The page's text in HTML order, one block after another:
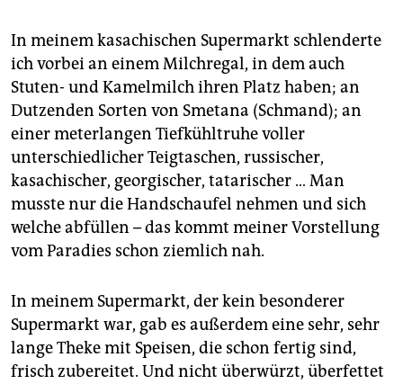
In meinem kasachischen Supermarkt schlenderte
ich vorbei an einem Milchregal, in dem auch
Stuten- und Kamelmilch ihren Platz haben; an
Dutzenden Sorten von Smetana (Schmand); an
einer meterlangen Tiefkühltruhe voller
unterschiedlicher Teigtaschen, russischer,
kasachischer, georgischer, tatarischer … Man
musste nur die Handschaufel nehmen und sich
welche abfüllen – das kommt meiner Vorstellung
vom Paradies schon ziemlich nah.
In meinem Supermarkt, der kein besonderer
Supermarkt war, gab es außerdem eine sehr, sehr
lange Theke mit Speisen, die schon fertig sind,
frisch zubereitet. Und nicht überwürzt, überfettet